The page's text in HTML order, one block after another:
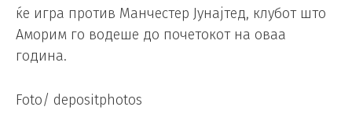
ќе игра против Манчестер Јунајтед, клубот што
Аморим го водеше до почетокот на оваа
година.
Foto/ depositphotos